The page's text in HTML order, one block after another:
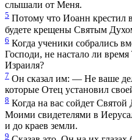
слышали от Меня.
5 Потому что Иоанн крестил
будете крещены Святым
6 Когда ученики собрались
Господи, не настало ли время
Израиля?
7 Он сказал им: — Не ваше
которые Отец установил
8 Когда на вас сойдет
Моими свидетелями в
и до краев земли.
9